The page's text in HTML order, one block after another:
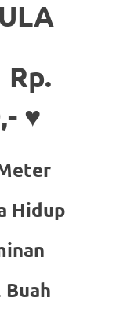
Rp.
♥
Hidup
Buah